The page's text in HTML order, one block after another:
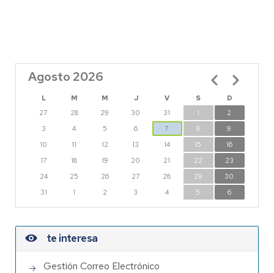
Agosto 2026
L M M J V S
D
27
28 29 30 31 1
2
3
4 5 6 7 8
9
10
11 12 13 14 15
16
17
18 19 20 21 22
23
24
25 26 27 28 29
30
31
1 2 3 4 5 6
Paginación
te interesa
Gestión Correo Electrónico